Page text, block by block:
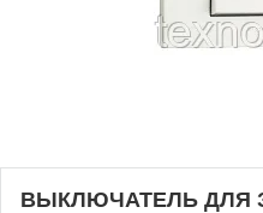
ВЫКЛЮЧАТЕЛЬ ДЛЯ